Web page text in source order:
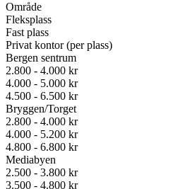
Område
Fleksplass
Fast plass
Privat kontor (per plass)
Bergen sentrum
2.800 - 4.000 kr
4.000 - 5.000 kr
4.500 - 6.500 kr
Bryggen/Torget
2.800 - 4.000 kr
4.000 - 5.200 kr
4.800 - 6.800 kr
Mediabyen
2.500 - 3.800 kr
3.500 - 4.800 kr